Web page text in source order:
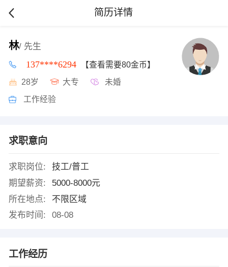
简历详情
林/ 先生
137****6294 【查看需要80金币】
28岁 大专 未婚
工作经验
求职意向
求职岗位:
技工/普工
期望薪资:
5000-8000元
所在地点:
不限区域
发布时间:
08-08
工作经历